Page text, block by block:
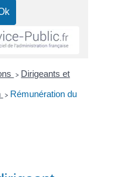
> Dirigeants et
> Rémunération du